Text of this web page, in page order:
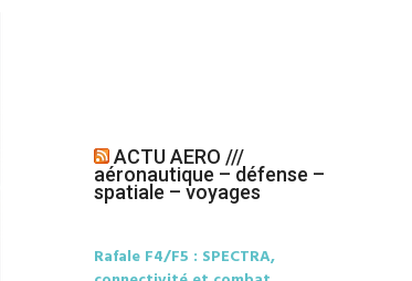
ACTU AERO ///
aéronautique – défense –
spatiale – voyages
Rafale F4/F5 : SPECTRA,